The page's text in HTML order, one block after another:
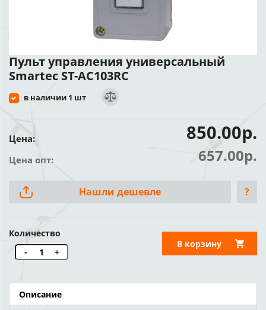
Пульт управления универсальный
Smartec ST-AC103RC
в наличии 1 шт
Цена: 850.00р.
Цена опт: 657.00р.
Нашли дешевле ?
Количество
-
+
В корзину
Описание